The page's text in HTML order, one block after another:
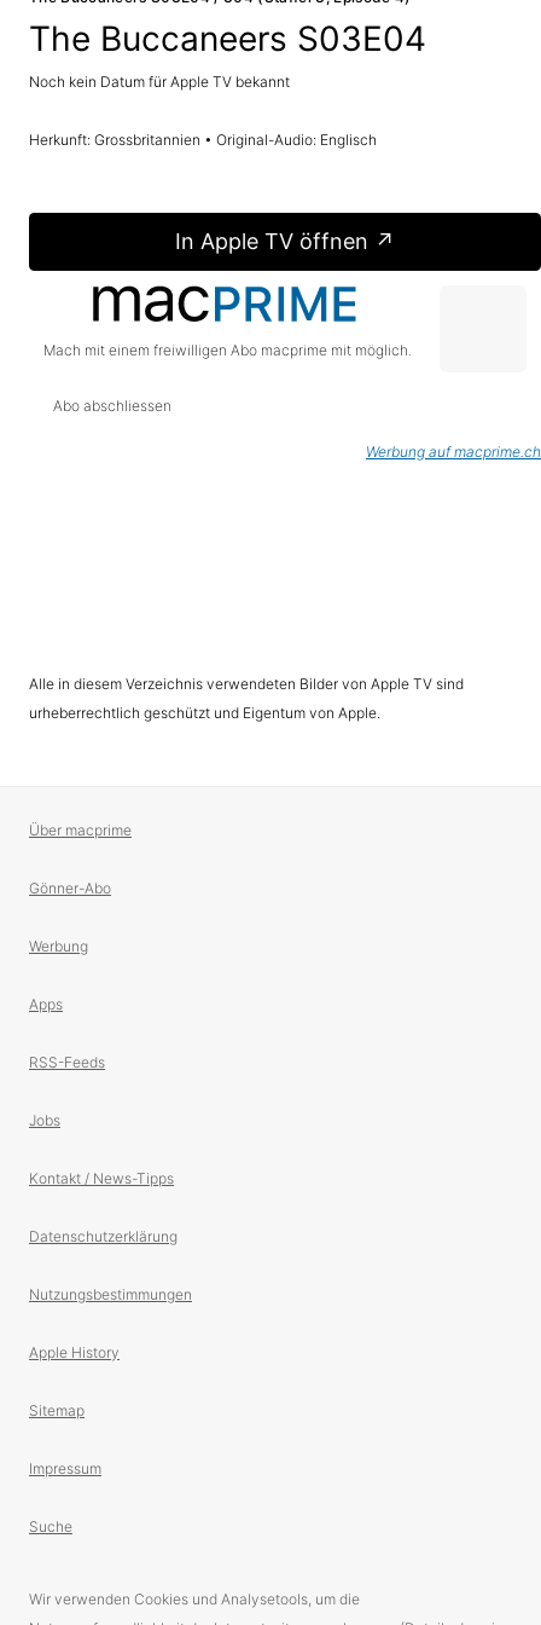
The Buccaneers S03E04
Noch kein Datum für Apple TV bekannt
Herkunft: Grossbritannien • Original-Audio: Englisch
In Apple TV öffnen ↗
Mach mit einem freiwilligen Abo macprime mit möglich.
Abo abschliessen
Werbung auf macprime.ch
Alle in diesem Verzeichnis verwendeten Bilder von Apple TV sind
urheberrechtlich geschützt und Eigentum von Apple.
Über macprime
Gönner-Abo
Werbung
Apps
RSS-Feeds
Jobs
Kontakt / News-Tipps
Datenschutzerklärung
Nutzungsbestimmungen
Apple History
Sitemap
Impressum
Suche
Wir verwenden Cookies und Analysetools, um die